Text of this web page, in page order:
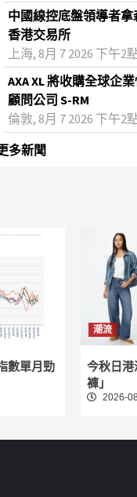
中國線控底盤領導者
香港交易所
上海, 8月 7 2026 下午2
AXA XL 將收購全球企
顧問公司 S-RM
倫敦, 8月 7 2026 下午2
多新聞
數單月勁
潮流
今秋日
褲」
2026-